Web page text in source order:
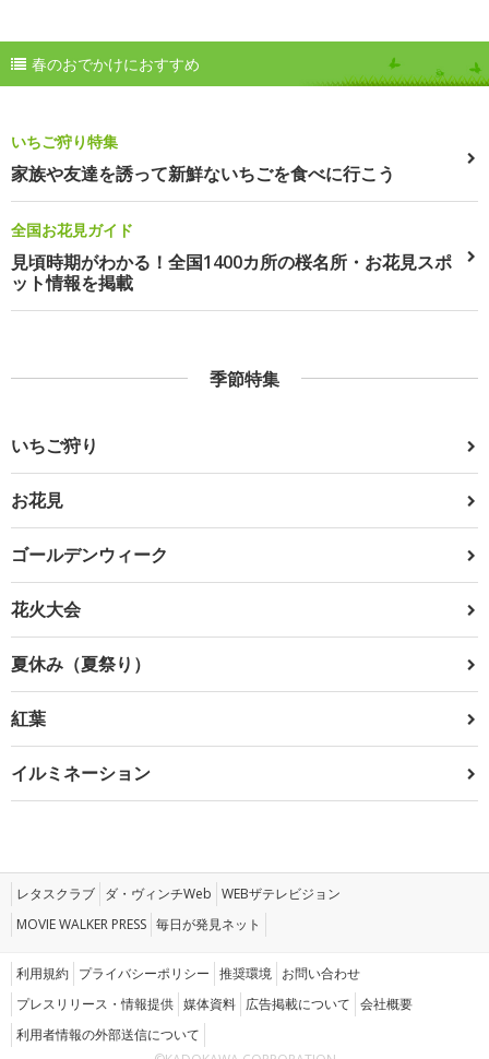
春のおでかけにおすすめ
いちご狩り特集
家族や友達を誘って新鮮ないちごを食べに行こう
全国お花見ガイド
見頃時期がわかる！全国1400カ所の桜名所・お花見スポ
ット情報を掲載
季節特集
いちご狩り
お花見
ゴールデンウィーク
花火大会
夏休み（夏祭り）
紅葉
イルミネーション
レタスクラブ ダ・ヴィンチWeb WEBザテレビジョン
MOVIE WALKER PRESS 毎日が発見ネット
利用規約 プライバシーポリシー 推奨環境 お問い合わせ
プレスリリース・情報提供 媒体資料 広告掲載について 会社概要
利用者情報の外部送信について